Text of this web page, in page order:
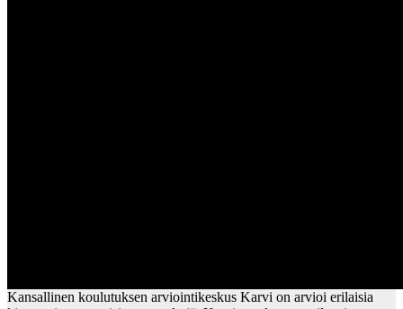
Kansallinen koulutuksen arviointikeskus Karvi on arvioi erilaisia